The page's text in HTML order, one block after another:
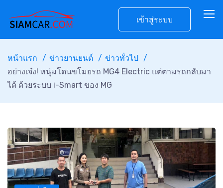
เข้าสู่ระบบ
หน้าแรก ข่าวยานยนต์
ข่าวทั่วไป
อย่างเจ๋ง! หนุ่มโดนขโมยรถ MG4 Electric แต่ตามรถกลับมา
ได้ ด้วยระบบ i-Smart ของ MG